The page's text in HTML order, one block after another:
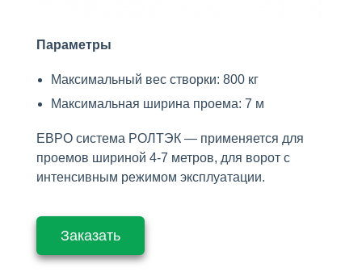
Параметры
Максимальный вес створки: 800 кг
Максимальная ширина проема: 7 м
ЕВРО система РОЛТЭК — применяется для
проемов шириной 4-7 метров, для ворот с
интенсивным режимом эксплуатации.
Заказать